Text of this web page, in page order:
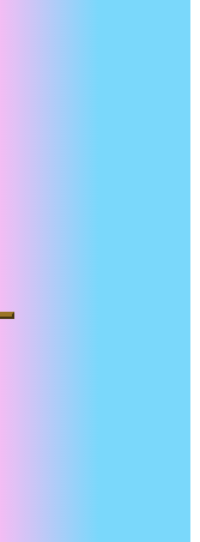
Suche